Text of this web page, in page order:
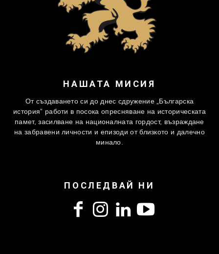
НАШАТА МИСИЯ
От създаването си до днес сдружение „Българска
история” работи в посока опресняване на историческата
памет, засилване на националната гордост, възраждане
на забравени личности и епизоди от близкото и далечно
минало.
ПОСЛЕДВАЙ НИ